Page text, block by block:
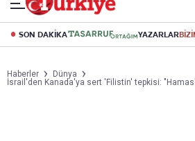
SON DAKİKA YAZARLAR
Haberler
Dünya
İsrail'den Kanada'ya sert 'Filistin' tepkisi: